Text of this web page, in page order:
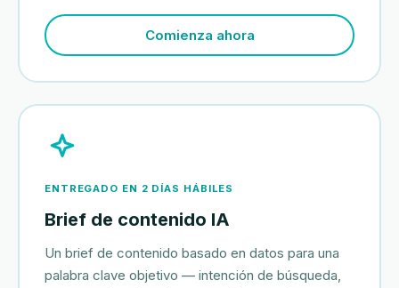
Comienza ahora
ENTREGADO EN 2 DÍAS HÁBILES
Brief de contenido IA
Un brief de contenido basado en datos para una
palabra clave objetivo — intención de búsqueda,